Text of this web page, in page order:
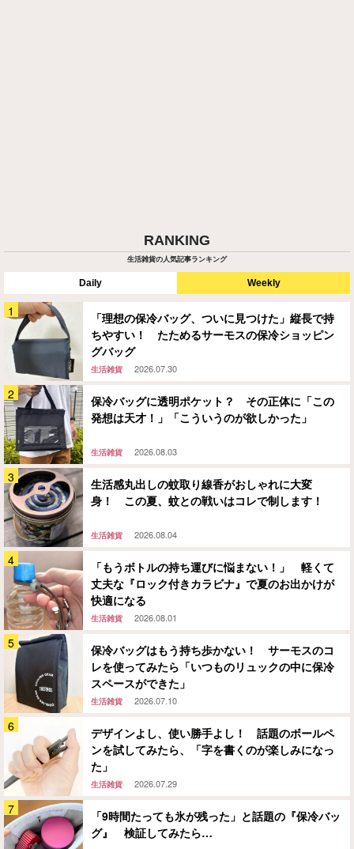
RANKING
生活雑貨の人気記事ランキング
Daily Weekly
「理想の保冷バッグ、ついに見つけた」縦長で持
ちやすい！ たためるサーモスの保冷ショッピン
グバッグ
生活雑貨 2026.07.30
保冷バッグに透明ポケット？ その正体に「この
発想は天才！」「こういうのが欲しかった」
生活雑貨 2026.08.03
生活感丸出しの蚊取り線香がおしゃれに大変
身！ この夏、蚊との戦いはコレで制します！
生活雑貨 2026.08.04
「もうボトルの持ち運びに悩まない！」 軽くて
丈夫な『ロック付きカラビナ』で夏のお出かけが
快適になる
生活雑貨 2026.08.01
保冷バッグはもう持ち歩かない！ サーモスのコ
レを使ってみたら「いつものリュックの中に保冷
スペースができた」
生活雑貨 2026.07.10
デザインよし、使い勝手よし！ 話題のボールペ
ンを試してみたら、「字を書くのが楽しみになっ
た」
生活雑貨 2026.07.29
「9時間たっても氷が残った」と話題の『保冷バッ
グ』 検証してみたら…